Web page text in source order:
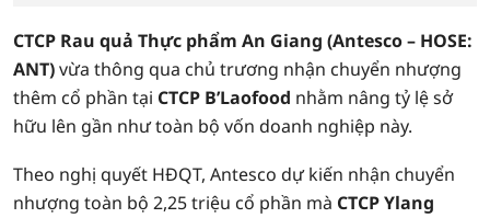
CTCP Rau quả Thực phẩm An Giang (Antesco – HOSE:
ANT)vừa thông qua chủ trương nhận chuyển nhượng
thêm cổ phần tại CTCP B’Laofood nhằm nâng tỷ lệ sở
hữu lên gần như toàn bộ vốn doanh nghiệp này.
Theo nghị quyết HĐQT, Antesco dự kiến nhận chuyển
nhượng toàn bộ 2,25 triệu cổ phần mà CTCP Ylang